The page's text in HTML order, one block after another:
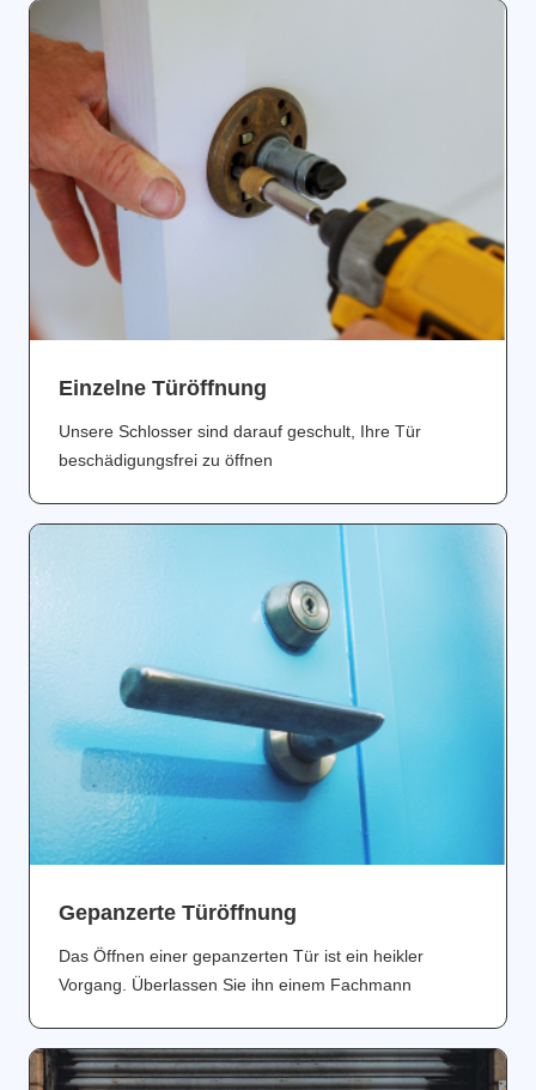
Einzelne Türöffnung
Unsere Schlosser sind darauf geschult, Ihre Tür
beschädigungsfrei zu öffnen
Gepanzerte Türöffnung
Das Öffnen einer gepanzerten Tür ist ein heikler
Vorgang. Überlassen Sie ihn einem Fachmann